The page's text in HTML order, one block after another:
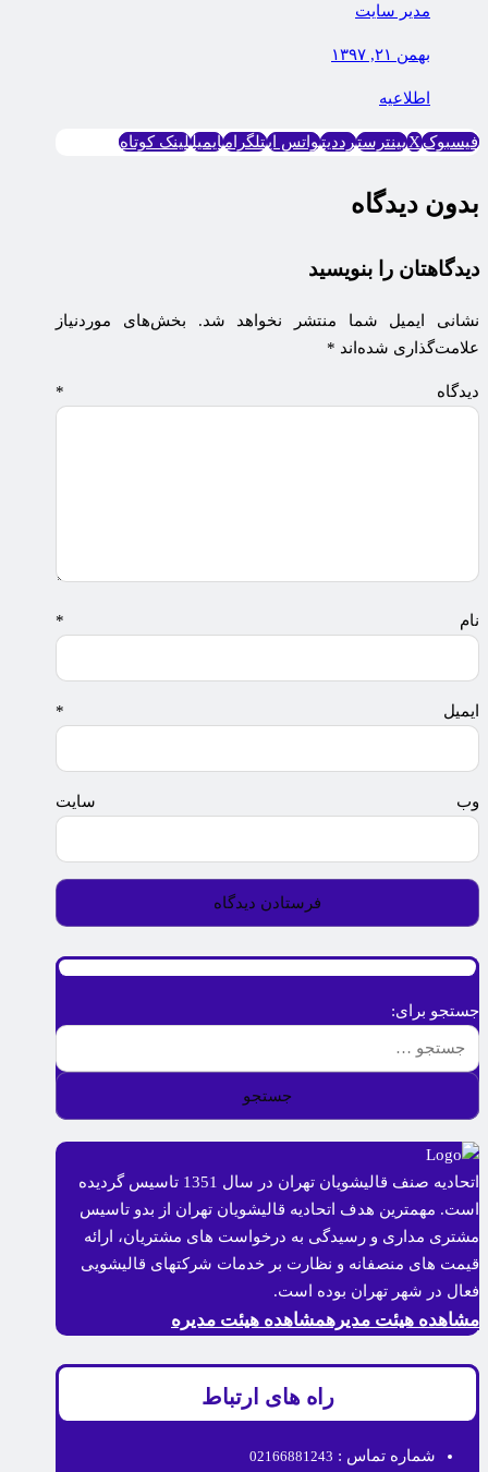
مدیر سایت
بهمن ۲۱, ۱۳۹۷
اطلاعیه
فیسبوکXپینترسترددیتواتس اپتلگرامایمیللینک کوتاه
بدون دیدگاه
دیدگاهتان را بنویسید
نشانی ایمیل شما منتشر نخواهد شد.
بخش‌های موردنیاز
علامت‌گذاری شده‌اند *
دیدگاه *
نام *
ایمیل *
وب‌ سایت
جستجو برای:
اتحادیه صنف قالیشویان تهران در سال 1351 تاسیس گردیده
است. مهمترین هدف اتحادیه قالیشویان تهران از بدو تاسیس
مشتری مداری و رسیدگی به درخواست های مشتریان، ارائه
قیمت های منصفانه و نظارت بر خدمات شرکتهای قالیشویی
فعال در شهر تهران بوده است.
مشاهده هیئت مدیرهمشاهده هیئت مدیره
راه های ارتباط
شماره تماس : 02166881243